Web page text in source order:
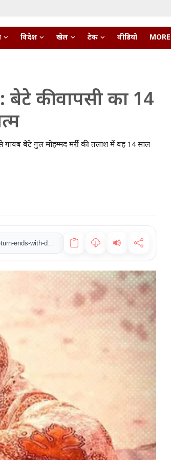
विदेश खेल टेक वीडियो MORE
बेटे की वापसी का 14
गायब बेटे गुल मोहम्मद मर्री की तलाश में वह 14 साल